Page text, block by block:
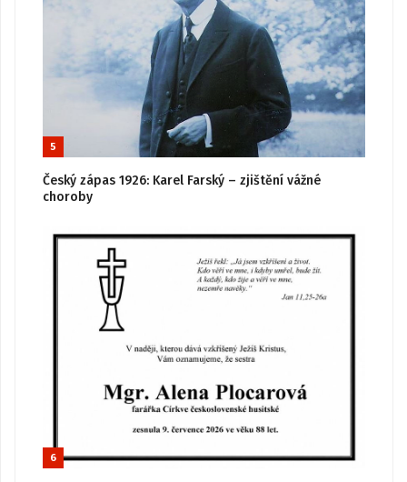
5
Český zápas 1926: Karel Farský – zjištění vážné
choroby
6